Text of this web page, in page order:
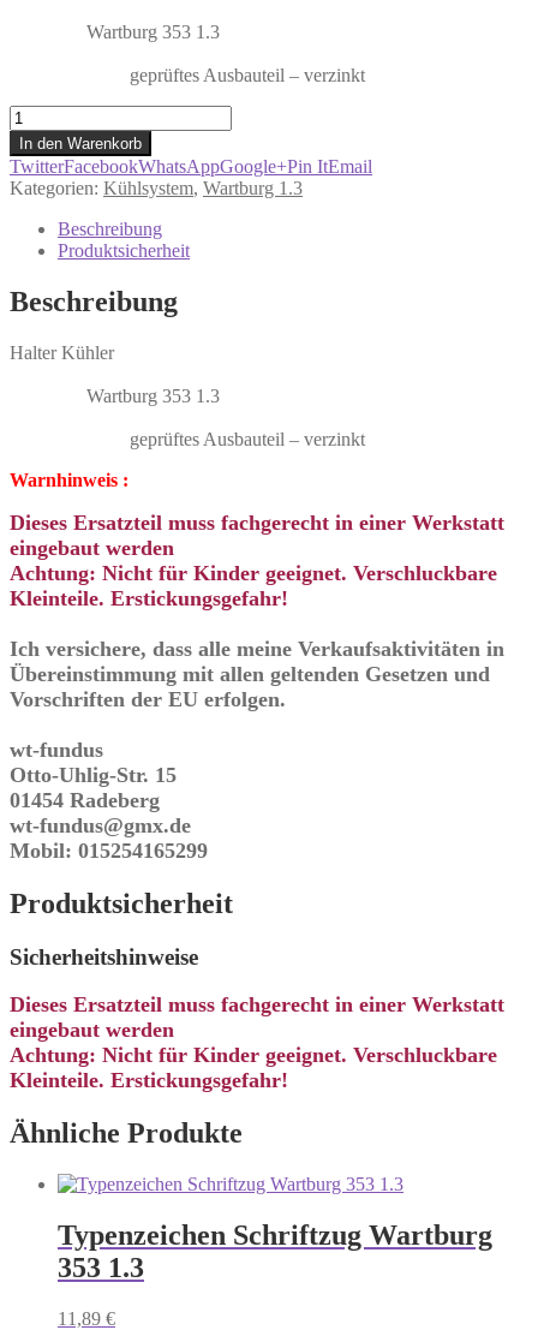
Wartburg 353 1.3
geprüftes Ausbauteil – verzinkt
Halter
Kühler
Kühlerhalter
Wartburg
353
Menge
In den Warenkorb
TwitterFacebookWhatsAppGoogle+Pin ItEmail
Kategorien: Kühlsystem, Wartburg 1.3
Beschreibung
Produktsicherheit
Beschreibung
Halter Kühler
Wartburg 353 1.3
geprüftes Ausbauteil – verzinkt
Warnhinweis :
Dieses Ersatzteil muss fachgerecht in einer Werkstatt
eingebaut werden
Achtung: Nicht für Kinder geeignet. Verschluckbare
Kleinteile. Erstickungsgefahr!
Ich versichere, dass alle meine Verkaufsaktivitäten in
Übereinstimmung mit allen geltenden Gesetzen und
Vorschriften der EU erfolgen.
wt-fundus
Otto-Uhlig-Str. 15
01454 Radeberg
wt-fundus@gmx.de
Mobil: 015254165299
Produktsicherheit
Sicherheitshinweise
Dieses Ersatzteil muss fachgerecht in einer Werkstatt
eingebaut werden
Achtung: Nicht für Kinder geeignet. Verschluckbare
Kleinteile. Erstickungsgefahr!
Ähnliche Produkte
Typenzeichen Schriftzug Wartburg
353 1.3
11,89 €